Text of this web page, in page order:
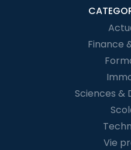
Finance
Sciences &
Vie